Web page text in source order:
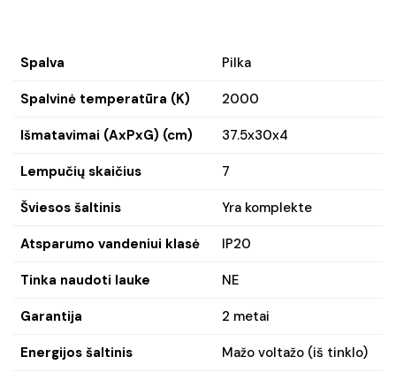
Spalva Pilka
Spalvinė temperatūra (K) 2000
Išmatavimai (AxPxG) (cm) 37.5x30x4
Lempučių skaičius 7
Šviesos šaltinis Yra komplekte
Atsparumo vandeniui klasė IP20
Tinka naudoti lauke NE
Garantija 2 metai
Energijos šaltinis Mažo voltažo (iš tinklo)